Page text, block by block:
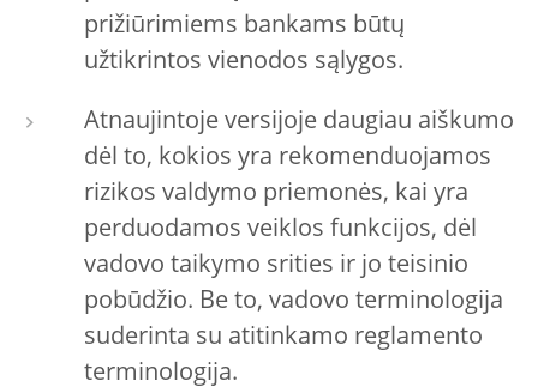
prižiūrimiems bankams būtų
užtikrintos vienodos sąlygos.
Atnaujintoje versijoje daugiau aiškumo
dėl to, kokios yra rekomenduojamos
rizikos valdymo priemonės, kai yra
perduodamos veiklos funkcijos, dėl
vadovo taikymo srities ir jo teisinio
pobūdžio. Be to, vadovo terminologija
suderinta su atitinkamo reglamento
terminologija.